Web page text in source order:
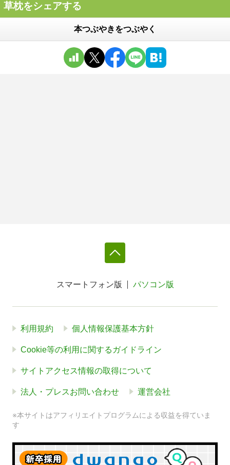
草枕をシェアする
本つぶやきをつぶやく
スマートフォン版 パソコン版
利用規約 個人情報保護基本方針
Cookie等の利用に関するガイドライン
サイトアクセス情報の取得について
法人・プレスお問い合わせ 運営会社
※本サイトはアフィリエイトプログラムによる収益を得ていま
す